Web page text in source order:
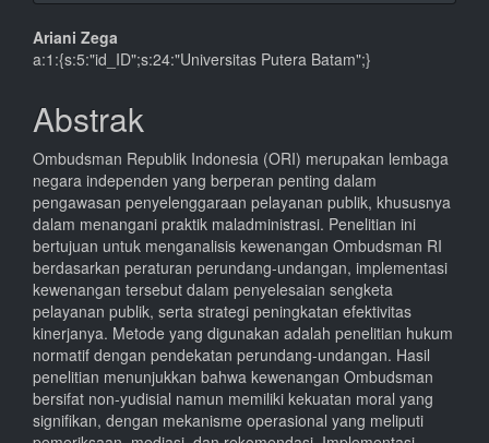
Isi
Artikel
Utama
Ariani Zega
a:1:{s:5:"id_ID";s:24:"Universitas Putera Batam";}
Abstrak
Ombudsman Republik Indonesia (ORI) merupakan lembaga
negara independen yang berperan penting dalam
pengawasan penyelenggaraan pelayanan publik, khususnya
dalam menangani praktik maladministrasi. Penelitian ini
bertujuan untuk menganalisis kewenangan Ombudsman RI
berdasarkan peraturan perundang-undangan, implementasi
kewenangan tersebut dalam penyelesaian sengketa
pelayanan publik, serta strategi peningkatan efektivitas
kinerjanya. Metode yang digunakan adalah penelitian hukum
normatif dengan pendekatan perundang-undangan. Hasil
penelitian menunjukkan bahwa kewenangan Ombudsman
bersifat non-yudisial namun memiliki kekuatan moral yang
signifikan, dengan mekanisme operasional yang meliputi